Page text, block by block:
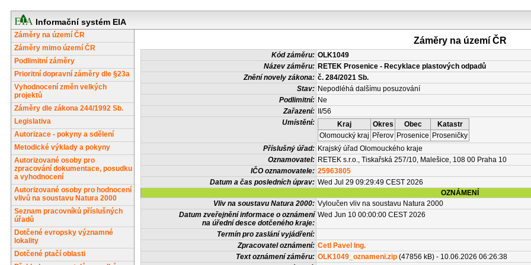
Informační systém EIA
Záměry na území ČR
Záměry mimo území ČR
Podlimitní záměry
Prioritní dopravní záměry dle §23a
Vyhodnocení změn velkých
projektů
Záměry dle zákona 244/1992 Sb.
Legislativa
Autorizace - pokyny a sdělení
Metodické výklady a pokyny
Autorizované osoby pro
zpracování dokumentace, posudku
a vyhodnocení
Autorizované osoby pro hodnocení
vlivů na soustavu Natura 2000
Seznam pracovníků příslušných
úřadů
Dotčené evropsky významné
lokality
Dotčené ptačí oblasti
Záměry na území ČR
Kód záměru: OLK1049
Název záměru: RETEK Prosenice - Recyklace plastových odpadů
Znění novely zákona: č. 284/2021 Sb.
Stav: Nepodléhá dalšímu posuzování
Podlimitní: Ne
Zařazení:
II/56
Umístění:
Kraj Okres Obec
Katastr
Olomoucký kraj Přerov Prosenice Proseničky
Příslušný úřad: Krajský úřad Olomouckého kraje
Oznamovatel: RETEK s.r.o., Tiskařská 257/10, Malešice, 108 00 Praha 10
IČO oznamovatele: 25963805
Datum a čas posledních úprav: Wed Jul 29 09:29:49 CEST 2026
OZNÁMENÍ
Vliv na soustavu Natura 2000: Vyloučen vliv na soustavu Natura 2000
Datum zveřejnění informace o oznámení
na úřední desce dotčeného kraje:
Wed Jun 10 00:00:00 CEST 2026
Termín pro zaslání vyjádření:
Zpracovatel oznámení: Cetl Pavel Ing.
Text oznámení záměru: OLK1049_oznameni.zip (47856 kB) - 10.06.2026 06:26:38